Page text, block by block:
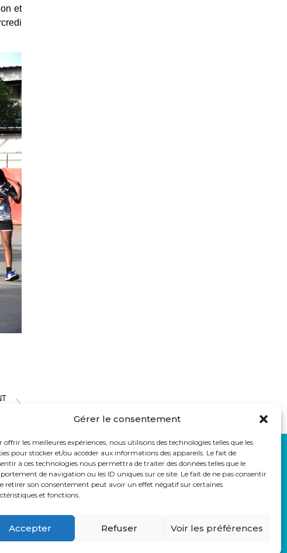
Gérer le consentement
offrir les meilleures expériences, nous utilisons des technologies telles que les
pour stocker et/ou accéder aux informations des appareils. Le fait de
à ces technologies nous permettra de traiter des données telles que le
de navigation ou les ID uniques sur ce site. Le fait de ne pas consentir
retirer son consentement peut avoir un effet négatif sur certaines
et fonctions.
Accepter Refuser Voir les préférences
et
Strauss
LIENS UTILES
Eduka
Pronote
Webmail